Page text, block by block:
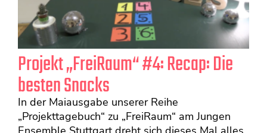
Projekt „FreiRaum“ #4: Recap: Die
besten Snacks
In der Maiausgabe unserer Reihe
„Projekttagebuch“ zu „FreiRaum“ am Jungen